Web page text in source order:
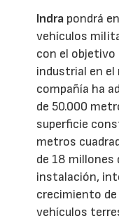
Indra pondrá
vehículos
con el objetivo
industrial en el
compañía ha
de 50.000
superficie
metros
de 18 millones
instalación,
crecimiento
vehículos